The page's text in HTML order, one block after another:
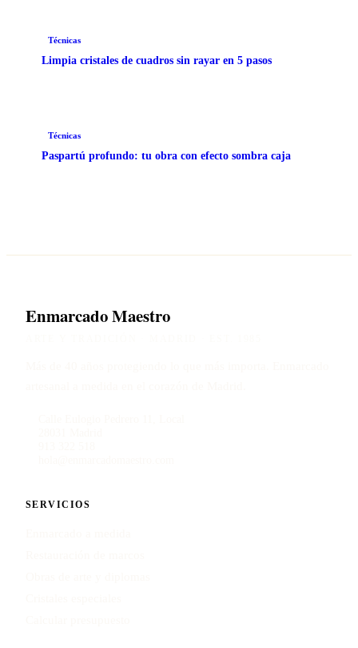
Técnicas
Limpia cristales de cuadros sin rayar en 5 pasos
Técnicas
Paspartú profundo: tu obra con efecto sombra caja
Enmarcado Maestro
SERVICIOS